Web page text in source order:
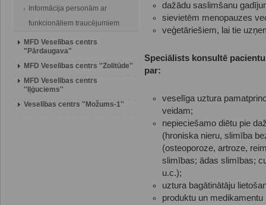
Informācija personām ar
funkcionāliem traucējumiem
MFD Veselības centrs
"Pārdaugava"
MFD Veselības centrs ''Zolitūde''
MFD Veselības centrs
''Iļģuciems''
Veselības centrs "Možums-1''
dažādu saslimšanu
sievietēm menopauzes
veģetāriešiem, lai tie
Speciālists konsultē
par:
veselīga uztura
veidam;
nepieciešamo diētu pie
(hroniska nieru, slimība
(osteoporoze, artroze,
slimības; ādas slimības;
u.c.);
uztura bagātinātāju
produktu un